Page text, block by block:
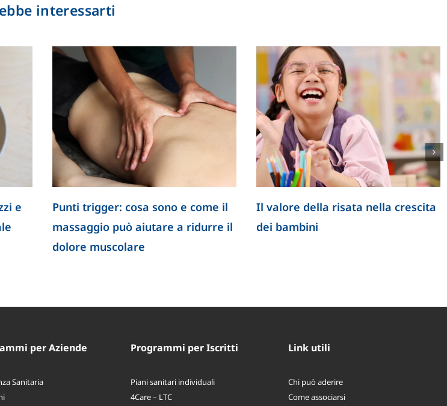
interessarti
e
Punti trigger: cosa sono e come il
massaggio può aiutare a ridurre il
dolore muscolare
Il valore della risata nella crescita
dei bambini
per Aziende
Sanitaria
Programmi per Iscritti
Piani sanitari individuali
4Care – LTC
Link utili
Chi può aderire
Come associarsi